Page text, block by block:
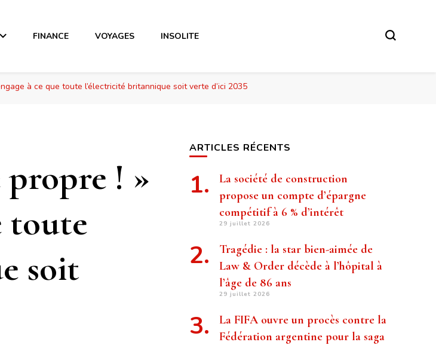
FINANCE VOYAGES INSOLITE
à ce que toute l’électricité britannique soit verte d’ici 2035
propre ! »
toute
soit
ARTICLES RÉCENTS
La société de construction
propose un compte d’épargne
compétitif à 6 % d’intérêt
29 juillet 2026
Tragédie : la star bien-aimée de
Law & Order décède à l’hôpital à
l’âge de 86 ans
29 juillet 2026
La FIFA ouvre un procès contre la
Fédération argentine pour la saga